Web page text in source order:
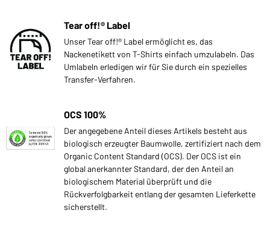
Tear off!® Label
Unser Tear off!® Label ermöglicht es, das
Nackenetikett von T-Shirts einfach umzulabeln. Das
Umlabeln erledigen wir für Sie durch ein spezielles
Transfer-Verfahren.
OCS 100%
Der angegebene Anteil dieses Artikels besteht aus
biologisch erzeugter Baumwolle, zertifiziert nach dem
Organic Content Standard (OCS). Der OCS ist ein
global anerkannter Standard, der den Anteil an
biologischem Material überprüft und die
Rückverfolgbarkeit entlang der gesamten Lieferkette
sicherstellt.